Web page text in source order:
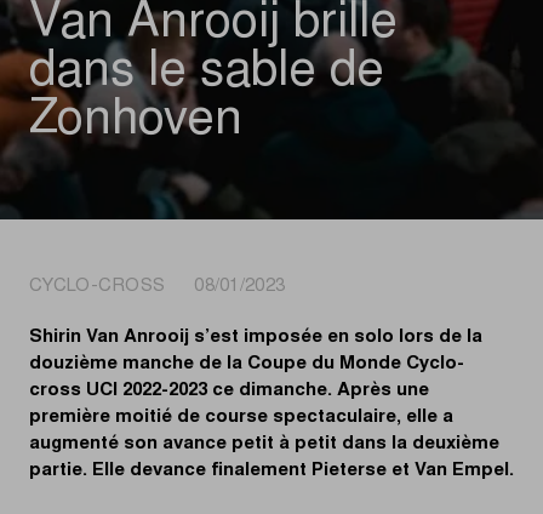
Van Anrooij brille
dans le sable de
Zonhoven
CYCLO-CROSS 08/01/2023
Shirin Van Anrooij s’est imposée en solo lors de la
douzième manche de la Coupe du Monde Cyclo-
cross UCI 2022-2023 ce dimanche. Après une
première moitié de course spectaculaire, elle a
augmenté son avance petit à petit dans la deuxième
partie. Elle devance finalement Pieterse et Van Empel.